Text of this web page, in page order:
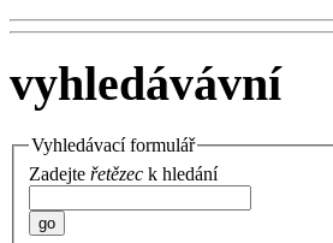
vyhledávávní
Vyhledávací formulář
Zadejte řetězec k hledání
go